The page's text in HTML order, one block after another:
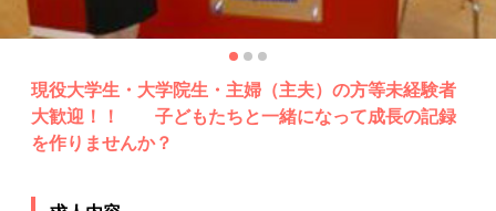
現役大学生・大学院生・主婦（主夫）の方等未経験者
大歓迎！！ 子どもたちと一緒になって成長の記録
を作りませんか？